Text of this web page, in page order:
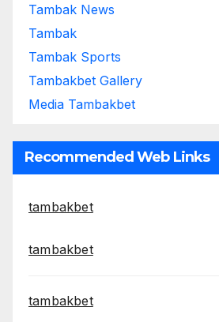
Tambak News
Tambak
Tambak Sports
Tambakbet Gallery
Media Tambakbet
Recommended Web Links
tambakbet
tambakbet
tambakbet